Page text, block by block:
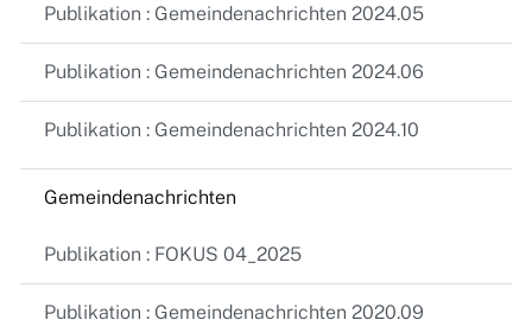
Publikation : Gemeindenachrichten 2024.05
Publikation : Gemeindenachrichten 2024.06
Publikation : Gemeindenachrichten 2024.10
Gemeindenachrichten
Publikation : FOKUS 04_2025
Publikation : Gemeindenachrichten 2020.09